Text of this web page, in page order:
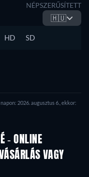
NÉPSZERŰSÍTETT
🇭🇺
HD SD
2026. augusztus 6., ekkor:
- ONLINE
VAGY